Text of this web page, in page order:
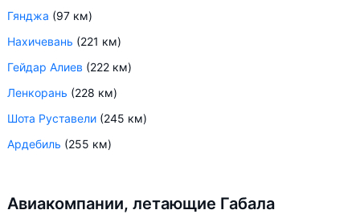
Гянджа (97 км)
Нахичевань (221 км)
Гейдар Алиев (222 км)
Ленкорань (228 км)
Шота Руставели (245 км)
Ардебиль (255 км)
Авиакомпании, летающие Габала